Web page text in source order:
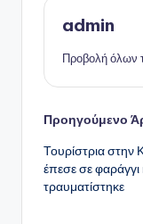
admin
Προβολή όλων
Προηγούμενο
Τουρίστρια στην
έπεσε σε φαράγγι
τραυματίστηκε